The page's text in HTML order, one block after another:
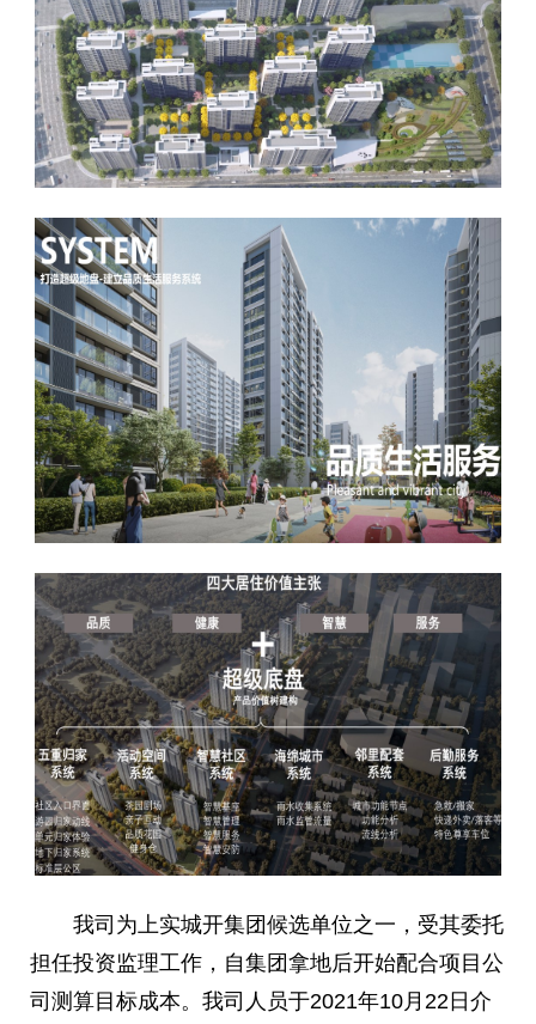
我司为上实城开集团候选单位之一，受其委托
担任投资监理工作，自集团拿地后开始配合项目公
司测算目标成本。我司人员于2021年10月22日介